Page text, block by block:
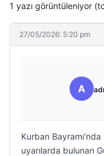
1 yazı görüntüleniyor
27/05/2026: 5:20 pm
A
Kurban
uyarılarda bulunan